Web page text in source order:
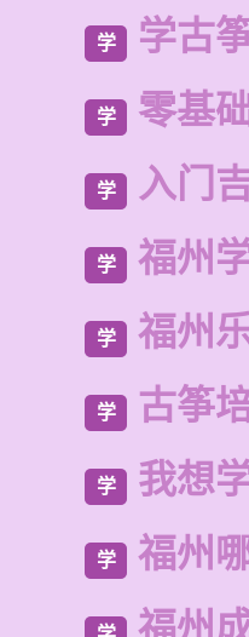
学 学古
学 零基
学 入门
学 福州
学 福州
学 古筝
学 我想
学 福州
福州